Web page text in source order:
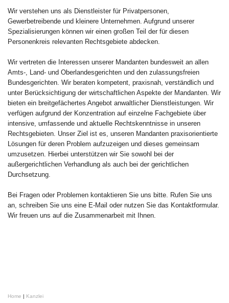
Wir verstehen uns als Dienstleister für Privatpersonen,
Gewerbetreibende und kleinere Unternehmen. Aufgrund unserer
Spezialisierungen können wir einen großen Teil der für diesen
Personenkreis relevanten Rechtsgebiete abdecken.
Wir vertreten die Interessen unserer Mandanten bundesweit an allen
Amts-, Land- und Oberlandesgerichten und den zulassungsfreien
Bundesgerichten. Wir beraten kompetent, praxisnah, verständlich und
unter Berücksichtigung der wirtschaftlichen Aspekte der Mandanten. Wir
bieten ein breitgefächertes Angebot anwaltlicher Dienstleistungen. Wir
verfügen aufgrund der Konzentration auf einzelne Fachgebiete über
intensive, umfassende und aktuelle Rechtskenntnisse in unseren
Rechtsgebieten. Unser Ziel ist es, unseren Mandanten praxisorientierte
Lösungen für deren Problem aufzuzeigen und dieses gemeinsam
umzusetzen. Hierbei unterstützen wir Sie sowohl bei der
außergerichtlichen Verhandlung als auch bei der gerichtlichen
Durchsetzung.
Bei Fragen oder Problemen kontaktieren Sie uns bitte. Rufen Sie uns
an, schreiben Sie uns eine E-Mail oder nutzen Sie das Kontaktformular.
Wir freuen uns auf die Zusammenarbeit mit Ihnen.
Home | Kanzlei